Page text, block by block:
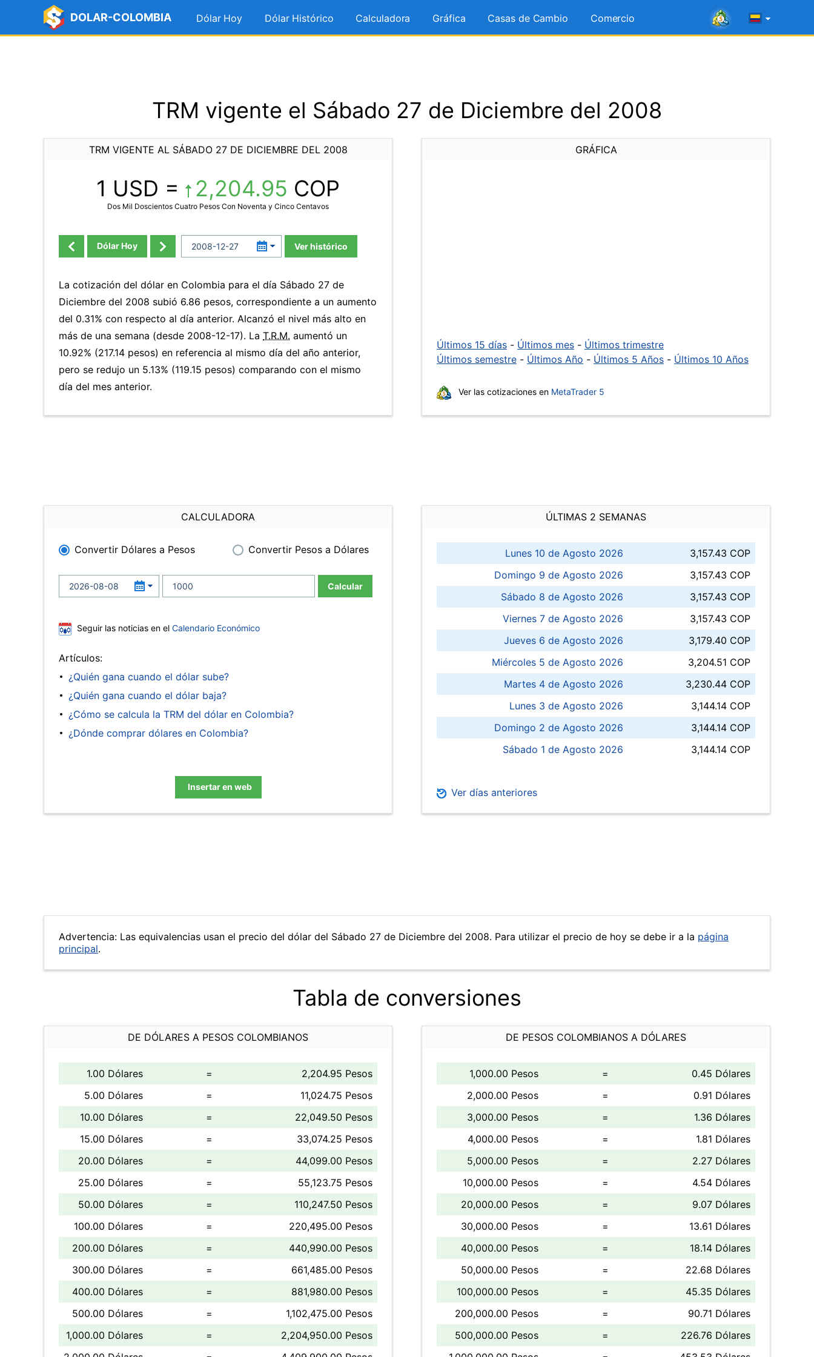
DOLAR-COLOMBIA Dólar Hoy Dólar Histórico Calculadora Gráfica Casas de Cambio Comercio
TRM vigente el Sábado 27 de Diciembre del 2008
TRM VIGENTE AL SÁBADO 27 DE DICIEMBRE DEL 2008
1 USD = 2,204.95 COP
Dos Mil Doscientos Cuatro Pesos Con Noventa y Cinco Centavos
Dólar Hoy Ver histórico
La cotización del dólar en Colombia para el día Sábado 27 de
Diciembre del 2008 subió 6.86 pesos, correspondiente a un aumento
del 0.31% con respecto al día anterior. Alcanzó el nivel más alto en
más de una semana (desde 2008-12-17). La T.R.M. aumentó un
10.92% (217.14 pesos) en referencia al mismo día del año anterior,
pero se redujo un 5.13% (119.15 pesos) comparando con el mismo
día del mes anterior.
GRÁFICA
Últimos 15 días - Últimos mes - Últimos trimestre
Últimos semestre - Últimos Año - Últimos 5 Años - Últimos 10 Años
Ver las cotizaciones en MetaTrader 5
CALCULADORA
Convertir Dólares a Pesos Convertir Pesos a Dólares
Calcular
Seguir las noticias en el Calendario Económico
Artículos:
¿Quién gana cuando el dólar sube?
¿Quién gana cuando el dólar baja?
¿Cómo se calcula la TRM del dólar en Colombia?
¿Dónde comprar dólares en Colombia?
Insertar en web
ÚLTIMAS 2 SEMANAS
Lunes 10 de Agosto 2026
3,157.43 COP
Domingo 9 de Agosto 2026
3,157.43 COP
Sábado 8 de Agosto 2026
3,157.43 COP
Viernes 7 de Agosto 2026
3,157.43 COP
Jueves 6 de Agosto 2026
3,179.40 COP
Miércoles 5 de Agosto 2026
3,204.51 COP
Martes 4 de Agosto 2026
3,230.44 COP
Lunes 3 de Agosto 2026
3,144.14 COP
Domingo 2 de Agosto 2026
3,144.14 COP
Sábado 1 de Agosto 2026
3,144.14 COP
Ver días anteriores
Advertencia: Las equivalencias usan el precio del dólar del Sábado 27 de Diciembre del 2008. Para utilizar el precio de hoy se debe ir a la página
principal.
Tabla de conversiones
DE DÓLARES A PESOS COLOMBIANOS
1.00 Dólares =
2,204.95 Pesos
5.00 Dólares
=
11,024.75 Pesos
10.00 Dólares
=
22,049.50 Pesos
15.00 Dólares
=
33,074.25 Pesos
20.00 Dólares
=
44,099.00 Pesos
25.00 Dólares
=
55,123.75 Pesos
50.00 Dólares
=
110,247.50 Pesos
100.00 Dólares
=
220,495.00 Pesos
200.00 Dólares
=
440,990.00 Pesos
300.00 Dólares
=
661,485.00 Pesos
400.00 Dólares
=
881,980.00 Pesos
500.00 Dólares
=
1,102,475.00 Pesos
1,000.00 Dólares
=
2,204,950.00 Pesos
DE PESOS COLOMBIANOS A DÓLARES
1,000.00 Pesos =
0.45 Dólares
2,000.00 Pesos
=
0.91 Dólares
3,000.00 Pesos
=
1.36 Dólares
4,000.00 Pesos
=
1.81 Dólares
5,000.00 Pesos
=
2.27 Dólares
10,000.00 Pesos
=
4.54 Dólares
20,000.00 Pesos
=
9.07 Dólares
30,000.00 Pesos
=
13.61 Dólares
40,000.00 Pesos
=
18.14 Dólares
50,000.00 Pesos
=
22.68 Dólares
100,000.00 Pesos
=
45.35 Dólares
200,000.00 Pesos
=
90.71 Dólares
500,000.00 Pesos
=
226.76 Dólares